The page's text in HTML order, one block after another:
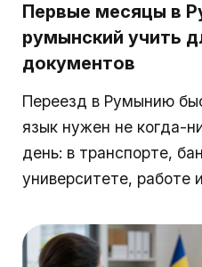
Первые месяцы в
румынский учить
документов
Переезд в Румынию
язык нужен не когда-
день: в транспорте,
университете, работе